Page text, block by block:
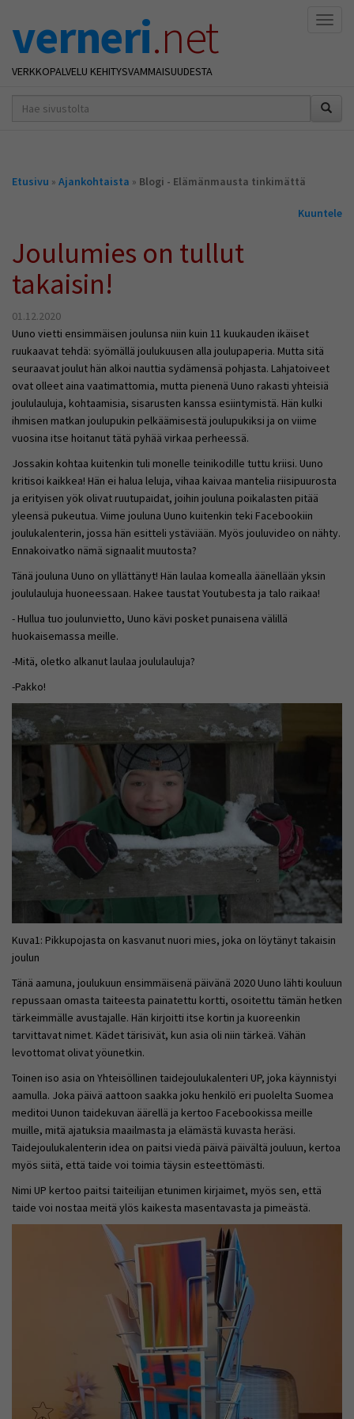
verneri.net
VERKKOPALVELU KEHITYSVAMMAISUUDESTA
hakusana(t)
Olet
Etusivu » Ajankohtaista » Blogi - Elämänmausta tinkimättä
Kuuntele
Joulumies on tullut
takaisin!
01.12.2020
Uuno vietti ensimmäisen joulunsa niin kuin 11 kuukauden ikäiset
ruukaavat tehdä: syömällä joulukuusen alla joulupaperia. Mutta sitä
seuraavat joulut hän alkoi nauttia sydämensä pohjasta. Lahjatoiveet
ovat olleet aina vaatimattomia, mutta pienenä Uuno rakasti yhteisiä
joululauluja, kohtaamisia, sisarusten kanssa esiintymistä. Hän kulki
ihmisen matkan joulupukin pelkäämisestä joulupukiksi ja on viime
vuosina itse hoitanut tätä pyhää virkaa perheessä.
Jossakin kohtaa kuitenkin tuli monelle teinikodille tuttu kriisi. Uuno
kritisoi kaikkea! Hän ei halua leluja, vihaa kaivaa mantelia riisipuurosta
ja erityisen yök olivat ruutupaidat, joihin jouluna poikalasten pitää
yleensä pukeutua. Viime jouluna Uuno kuitenkin teki Facebookiin
joulukalenterin, jossa hän esitteli ystäviään. Myös jouluvideo on nähty.
Ennakoivatko nämä signaalit muutosta?
Tänä jouluna Uuno on yllättänyt! Hän laulaa komealla äänellään yksin
joululauluja huoneessaan. Hakee taustat Youtubesta ja talo raikaa!
- Hullua tuo joulunvietto, Uuno kävi posket punaisena välillä
huokaisemassa meille.
-Mitä, oletko alkanut laulaa joululauluja?
-Pakko!
Kuva1: Pikkupojasta on kasvanut nuori mies, joka on löytänyt takaisin
joulun
Tänä aamuna, joulukuun ensimmäisenä päivänä 2020 Uuno lähti kouluun
repussaan omasta taiteesta painatettu kortti, osoitettu tämän hetken
tärkeimmälle avustajalle. Hän kirjoitti itse kortin ja kuoreenkin
tarvittavat nimet. Kädet tärisivät, kun asia oli niin tärkeä. Vähän
levottomat olivat yöunetkin.
Toinen iso asia on Yhteisöllinen taidejoulukalenteri UP, joka käynnistyi
aamulla. Joka päivä aattoon saakka joku henkilö eri puolelta Suomea
meditoi Uunon taidekuvan äärellä ja kertoo Facebookissa meille
muille, mitä ajatuksia maailmasta ja elämästä kuvasta heräsi.
Taidejoulukalenterin idea on paitsi viedä päivä päivältä jouluun, kertoa
myös siitä, että taide voi toimia täysin esteettömästi.
Nimi UP kertoo paitsi taiteilijan etunimen kirjaimet, myös sen, että
taide voi nostaa meitä ylös kaikesta masentavasta ja pimeästä.